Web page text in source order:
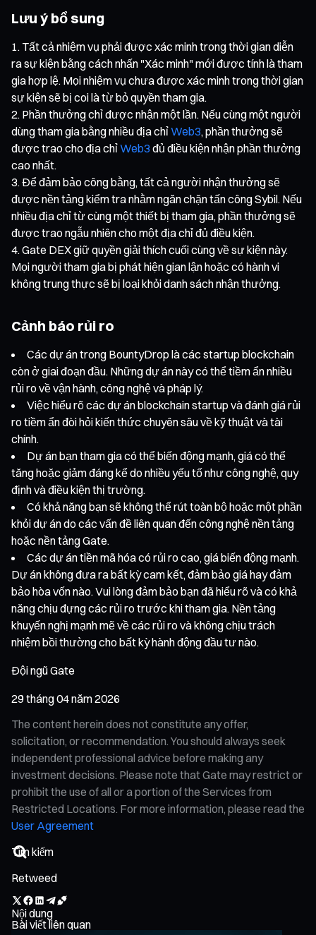
Lưu ý bổ sung
Tất cả nhiệm vụ phải được xác minh trong thời gian diễn
ra sự kiện bằng cách nhấn "Xác minh" mới được tính là tham
gia hợp lệ. Mọi nhiệm vụ chưa được xác minh trong thời gian
sự kiện sẽ bị coi là từ bỏ quyền tham gia.
Phần thưởng chỉ được nhận một lần. Nếu cùng một người
dùng tham gia bằng nhiều địa chỉWeb3, phần thưởng sẽ
được trao cho địa chỉWeb3 đủ điều kiện nhận phần thưởng
cao nhất.
Để đảm bảo công bằng, tất cả người nhận thưởng sẽ
được nền tảng kiểm tra nhằm ngăn chặn tấn công Sybil. Nếu
nhiều địa chỉ từ cùng một thiết bị tham gia, phần thưởng sẽ
được trao ngẫu nhiên cho một địa chỉ đủ điều kiện.
Gate DEX giữ quyền giải thích cuối cùng về sự kiện này.
Mọi người tham gia bị phát hiện gian lận hoặc có hành vi
không trung thực sẽ bị loại khỏi danh sách nhận thưởng.
Cảnh báo rủi ro
Các dự án trong BountyDrop là các startup blockchain
còn ở giai đoạn đầu. Những dự án này có thể tiềm ẩn nhiều
rủi ro về vận hành, công nghệ và pháp lý.
Việc hiểu rõ các dự án blockchain startup và đánh giá rủi
ro tiềm ẩn đòi hỏi kiến thức chuyên sâu về kỹ thuật và tài
chính.
Dự án bạn tham gia có thể biến động mạnh, giá có thể
tăng hoặc giảm đáng kể do nhiều yếu tố như công nghệ, quy
định và điều kiện thị trường.
Có khả năng bạn sẽ không thể rút toàn bộ hoặc một phần
khỏi dự án do các vấn đề liên quan đến công nghệ nền tảng
hoặc nền tảng Gate.
Các dự án tiền mã hóa có rủi ro cao, giá biến động mạnh.
Dự án không đưa ra bất kỳ cam kết, đảm bảo giá hay đảm
bảo hòa vốn nào. Vui lòng đảm bảo bạn đã hiểu rõ và có khả
năng chịu đựng các rủi ro trước khi tham gia. Nền tảng
khuyến nghị mạnh mẽ về các rủi ro và không chịu trách
nhiệm bồi thường cho bất kỳ hành động đầu tư nào.
Đội ngũ Gate
29 tháng 04 năm 2026
The content herein does not constitute any offer,
solicitation, or recommendation. You should always seek
independent professional advice before making any
investment decisions. Please note that Gate may restrict or
prohibit the use of all or a portion of the Services from
Restricted Locations. For more information, please read the
User Agreement
Retweed
Nội dung
Bài viết liên quan